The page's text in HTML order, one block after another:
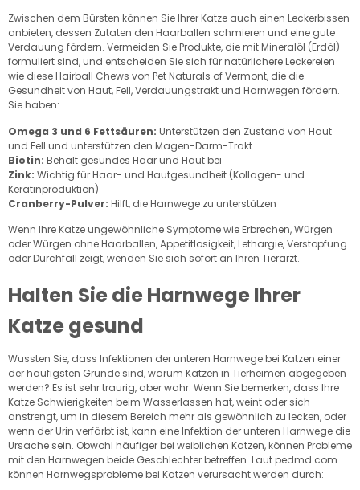
Zwischen dem Bürsten können Sie Ihrer Katze auch einen Leckerbissen
anbieten, dessen Zutaten den Haarballen schmieren und eine gute
Verdauung fördern. Vermeiden Sie Produkte, die mit Mineralöl (Erdöl)
formuliert sind, und entscheiden Sie sich für natürlichere Leckereien
wie diese Hairball Chews von Pet Naturals of Vermont, die die
Gesundheit von Haut, Fell, Verdauungstrakt und Harnwegen fördern.
Sie haben:
Omega 3 und 6 Fettsäuren: Unterstützen den Zustand von Haut
und Fell und unterstützen den Magen-Darm-Trakt
Biotin: Behält gesundes Haar und Haut bei
Zink: Wichtig für Haar- und Hautgesundheit (Kollagen- und
Keratinproduktion)
Cranberry-Pulver: Hilft, die Harnwege zu unterstützen
Wenn Ihre Katze ungewöhnliche Symptome wie Erbrechen, Würgen
oder Würgen ohne Haarballen, Appetitlosigkeit, Lethargie, Verstopfung
oder Durchfall zeigt, wenden Sie sich sofort an Ihren Tierarzt.
Halten Sie die Harnwege Ihrer
Katze gesund
Wussten Sie, dass Infektionen der unteren Harnwege bei Katzen einer
der häufigsten Gründe sind, warum Katzen in Tierheimen abgegeben
werden? Es ist sehr traurig, aber wahr. Wenn Sie bemerken, dass Ihre
Katze Schwierigkeiten beim Wasserlassen hat, weint oder sich
anstrengt, um in diesem Bereich mehr als gewöhnlich zu lecken, oder
wenn der Urin verfärbt ist, kann eine Infektion der unteren Harnwege die
Ursache sein. Obwohl häufiger bei weiblichen Katzen, können Probleme
mit den Harnwegen beide Geschlechter betreffen. Laut pedmd.com
können Harnwegsprobleme bei Katzen verursacht werden durch: